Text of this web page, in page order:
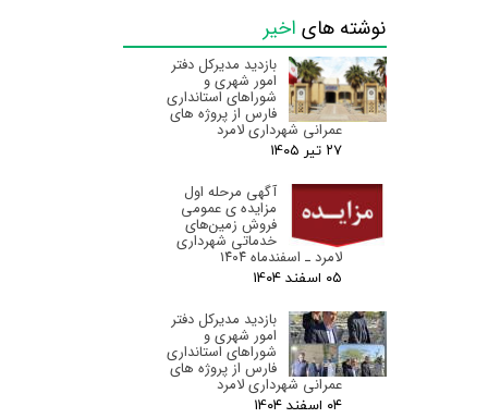
نوشته های اخیر
بازدید مدیرکل دفتر
امور شهری و
شوراهای استانداری
فارس از پروژه های
عمرانی شهرداری لامرد
۲۷ تیر ۰۵
آگهی مرحله اول
مزایده ی عمومی
فروش زمین‌های
خدماتی شهرداری
لامرد ـ اسفندماه ۱۴۰۴
۰۵ اسفند ۰۴
بازدید مدیرکل دفتر
امور شهری و
شوراهای استانداری
فارس از پروژه های
عمرانی شهرداری لامرد
۰۴ اسفند ۰۴